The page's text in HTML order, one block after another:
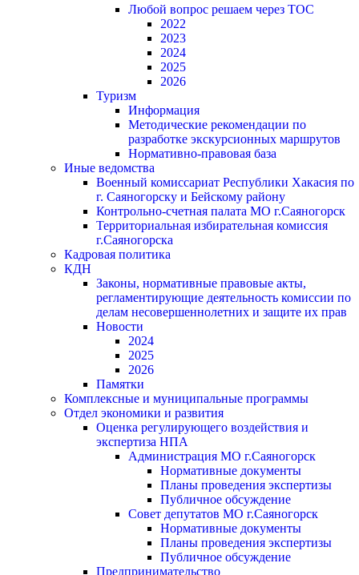
Любой вопрос решаем через ТОС
2022
2023
2024
2025
2026
Туризм
Информация
Методические рекомендации по
разработке экскурсионных маршрутов
Нормативно-правовая база
Иные ведомства
Военный комиссариат Республики Хакасия по
г. Саяногорску и Бейскому району
Контрольно-счетная палата МО г.Саяногорск
Территориальная избирательная комиссия
г.Саяногорска
Кадровая политика
КДН
Законы, нормативные правовые акты,
регламентирующие деятельность комиссии по
делам несовершеннолетних и защите их прав
Новости
2024
2025
2026
Памятки
Комплексные и муниципальные программы
Отдел экономики и развития
Оценка регулирующего воздействия и
экспертиза НПА
Администрация МО г.Саяногорск
Нормативные документы
Планы проведения экспертизы
Публичное обсуждение
Совет депутатов МО г.Саяногорск
Нормативные документы
Планы проведения экспертизы
Публичное обсуждение
Предпринимательство